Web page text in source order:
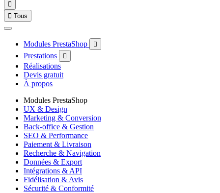

 Tous
Modules PrestaShop 
Prestations 
Réalisations
Devis gratuit
À propos
Modules PrestaShop
UX & Design
Marketing & Conversion
Back-office & Gestion
SEO & Performance
Paiement & Livraison
Recherche & Navigation
Données & Export
Intégrations & API
Fidélisation & Avis
Sécurité & Conformité